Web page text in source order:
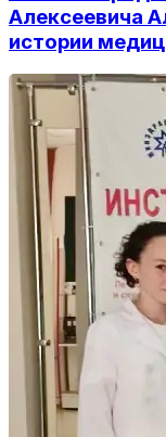
Алексеевича
истории